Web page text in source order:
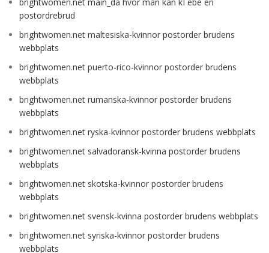
postordrebrud
brightwomen.net maltesiska-kvinnor postorder brudens
webbplats
brightwomen.net puerto-rico-kvinnor postorder brudens
webbplats
brightwomen.net rumanska-kvinnor postorder brudens
webbplats
brightwomen.net ryska-kvinnor postorder brudens webbplats
brightwomen.net salvadoransk-kvinna postorder brudens
webbplats
brightwomen.net skotska-kvinnor postorder brudens
webbplats
brightwomen.net svensk-kvinna postorder brudens webbplats
brightwomen.net syriska-kvinnor postorder brudens
webbplats